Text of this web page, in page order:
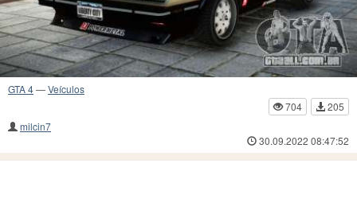
GTA 4—Veículos
704
205
milcin7
30.09.2022 08:47:52